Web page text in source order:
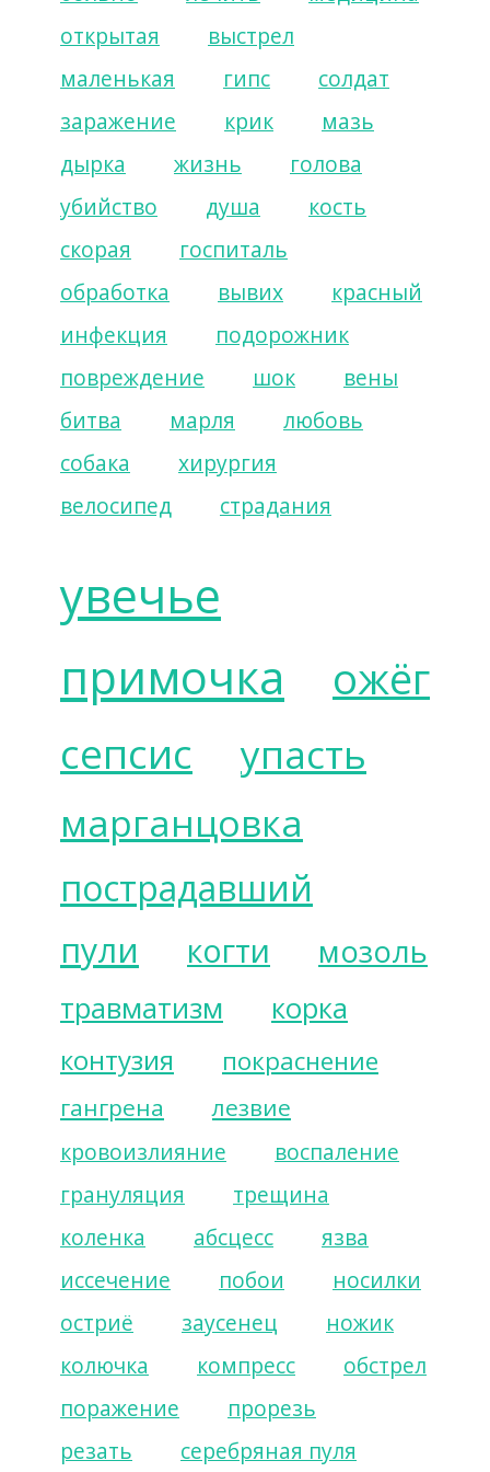
открытая
выстрел
маленькая
гипс
солдат
заражение
крик
мазь
дырка
жизнь
голова
убийство
душа
кость
скорая
госпиталь
обработка
вывих
красный
инфекция
подорожник
повреждение
шок
вены
битва
марля
любовь
собака
хирургия
велосипед
страдания
увечье
примочка ожёг
сепсис упасть
марганцовка
пострадавший
пули когти мозоль
травматизм корка
контузия покраснение
гангрена лезвие
кровоизлияние
воспаление
грануляция
трещина
коленка
абсцесс
язва
иссечение
побои
носилки
остриё
заусенец
ножик
колючка
компресс
обстрел
поражение
прорезь
резать
серебряная пуля